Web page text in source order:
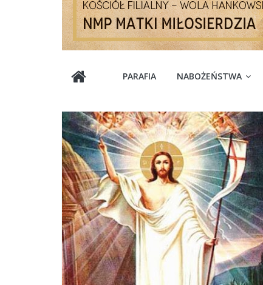
Parafia
Chrystusa
Dobrego
Pasterza
Parafia
Jezusa
Chrystusa
Dobrego
Pasterza
PARAFIA NABOŻEŃSTWA